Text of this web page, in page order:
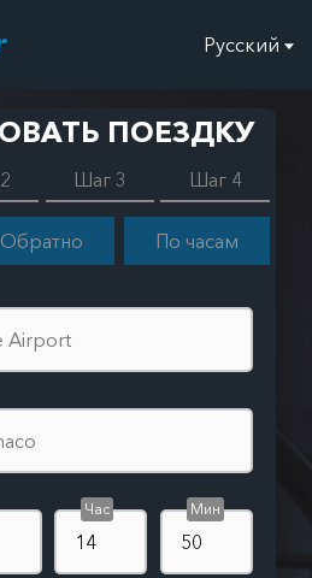
Русский
ПОЕЗДКУ
Шаг 3 Шаг 4
Обратно По часам
Час Мин